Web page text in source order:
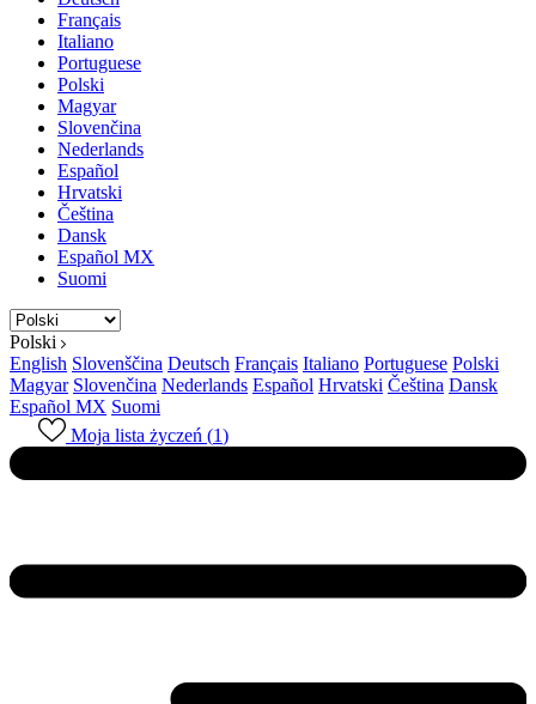
Français
Italiano
Portuguese
Polski
Magyar
Slovenčina
Nederlands
Español
Hrvatski
Čeština
Dansk
Español MX
Suomi
Polski
English Slovenščina Deutsch Français Italiano Portuguese Polski
Magyar Slovenčina Nederlands Español Hrvatski Čeština Dansk
Español MX Suomi
Moja lista życzeń (1)